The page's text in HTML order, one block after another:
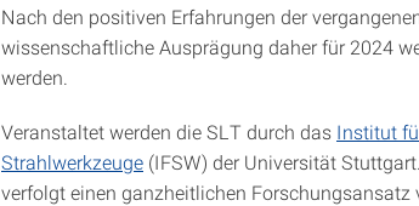
Nach den positiven Erfahrungen der
wissenschaftliche Ausprägung daher für 2024
werden.
Veranstaltet werden die SLT durch das Institut
Strahlwerkzeuge (IFSW) der Universität
verfolgt einen ganzheitlichen Forschungsansatz